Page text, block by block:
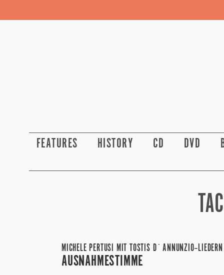
FEATURES HISTORY CD DVD
MICHELE PERTUSI MIT TOSTIS D`ANNUNZIO--
AUSNAHMESTIMME